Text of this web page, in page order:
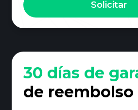
Solicitar
30 días de
de reembolso